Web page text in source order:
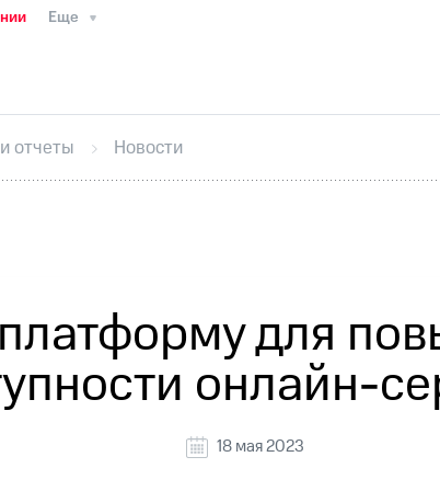
Еще
ИнтервьюФинансовая отчетность
секретарьРаскрытие информации
кабинет акционераАкционерный капитал
отчеты Новости
для
онлайн-
18 мая 2023